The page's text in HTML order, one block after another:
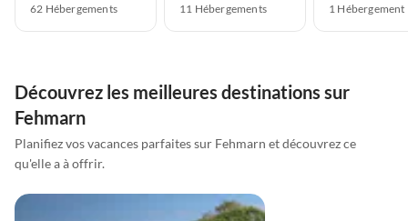
62 Hébergements 11 Hébergements 1 Hébergement
Découvrez les meilleures destinations sur
Fehmarn
Planifiez vos vacances parfaites sur Fehmarn et découvrez ce
qu'elle a à offrir.